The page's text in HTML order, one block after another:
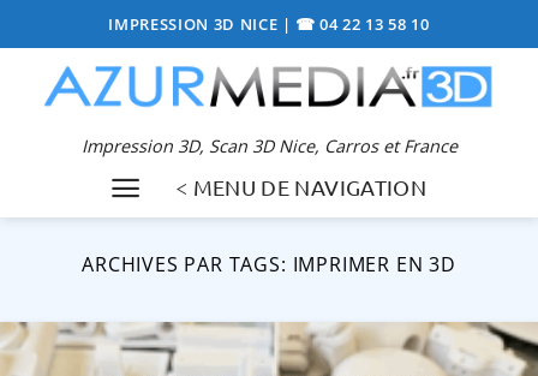
au
contenu
IMPRESSION 3D NICE | ☎ 04 22 13 58 10
Impression 3D, Scan 3D Nice, Carros et France
< MENU DE NAVIGATION
ARCHIVES PAR TAGS: IMPRIMER EN 3D